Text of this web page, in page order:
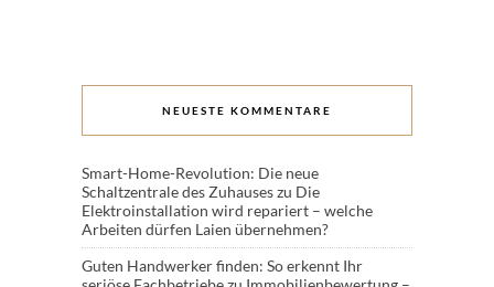
NEUESTE KOMMENTARE
Smart-Home-Revolution: Die neue
Schaltzentrale des Zuhauseszu Die
Elektroinstallation wird repariert – welche
Arbeiten dürfen Laien übernehmen?
Guten Handwerker finden: So erkennt Ihr